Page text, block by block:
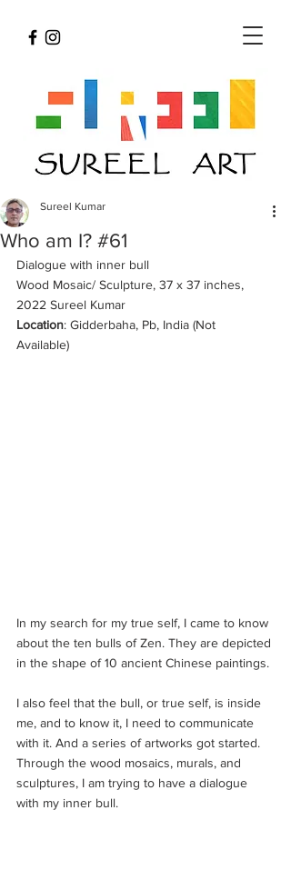
Who am I? #61
Sureel Kumar
Dialogue with inner bull
Wood Mosaic/ Sculpture, 37 x 37 inches,
2022 Sureel Kumar
Location: Gidderbaha, Pb, India (Not
Available)
In my search for my true self, I came to know
about the ten bulls of Zen. They are depicted
in the shape of 10 ancient Chinese paintings.
I also feel that the bull, or true self, is inside
me, and to know it, I need to communicate
with it. And a series of artworks got started.
Through the wood mosaics, murals, and
sculptures, I am trying to have a dialogue
with my inner bull.